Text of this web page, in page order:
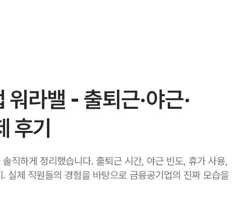
워라밸 - 출퇴근·야근·
후기
직하게 정리했습니다. 출퇴근 시간, 야근 빈도, 휴가 사용,
실제 직원들의 경험을 바탕으로 금융공기업의 진짜 모습을